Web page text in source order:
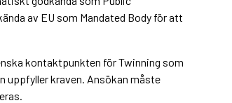
av EU som Mandated Body för att
kontaktpunkten för Twinning som
uppfyller kraven. Ansökan måste